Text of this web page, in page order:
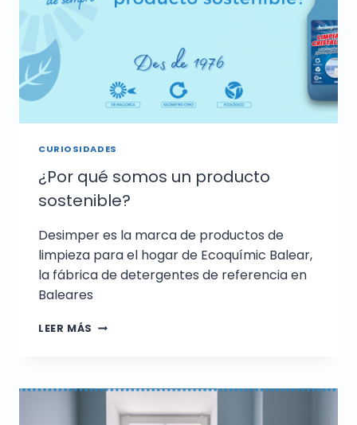
CURIOSIDADES
¿Por qué somos un producto
sostenible?
Desimper es la marca de productos de
limpieza para el hogar de Ecoquímic Balear,
la fábrica de detergentes de referencia en
Baleares
LEER MÁS